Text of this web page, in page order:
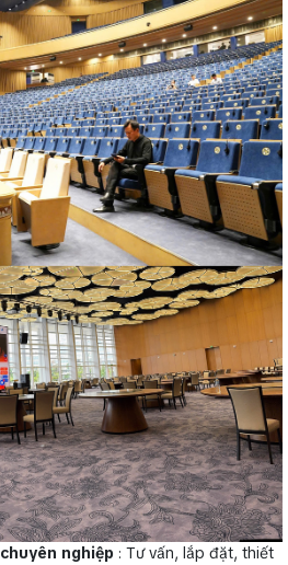
chuyên nghiệp : Tư vấn, lắp đặt, thiết